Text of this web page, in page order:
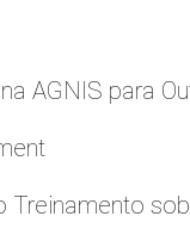
AGNIS para
Treinamento